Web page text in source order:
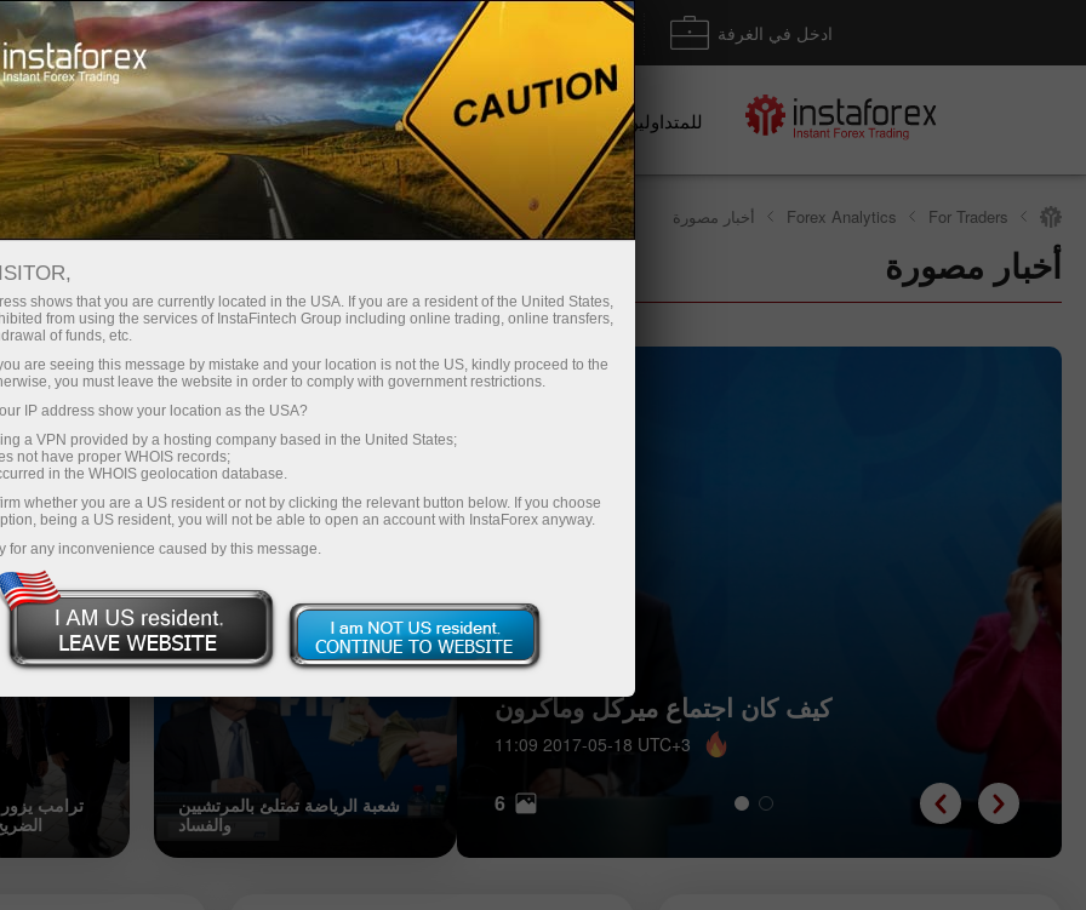
فتح الحساب الفوري منصة التداول ادخل في الغرفة
للمتداولين للمبتدئين للمستثمرين للشركاء
For Traders
Forex Analytics أخبار مصورة
أخبار مصورة
بدأت اليابان قطار "خمسة نجوم"
الأثرياء
UTC+3
كيف كان اجتماع ميركل وماكرون
11:09 2017-05-18 UTC+3
6
دونالد ترامب يلتقي بالبابا
أبل
شعبة الرياضة تمتلئ بالمرتشيين
والفساد
ترامب
shows that you are currently located in the USA. If you are a resident of the United States,
from using the services of InstaFintech Group including online trading, online transfers,
of funds, etc.
are seeing this message by mistake and your location is not the US, kindly proceed to the
you must leave the website in order to comply with government restrictions.
IP address show your location as the USA?
a VPN provided by a hosting company based in the United States;
not have proper WHOIS records;
in the WHOIS geolocation database.
whether you are a US resident or not by clicking the relevant button below. If you choose
being a US resident, you will not be able to open an account with InstaForex anyway.
for any inconvenience caused by this message.